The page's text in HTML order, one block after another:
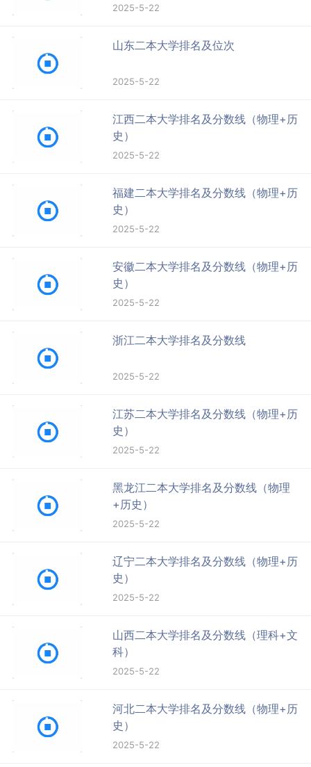
2025-5-22
山东二本大学排名及位次
2025-5-22
江西二本大学排名及分数线（物理+历
史）
2025-5-22
福建二本大学排名及分数线（物理+历
史）
2025-5-22
安徽二本大学排名及分数线（物理+历
史）
2025-5-22
浙江二本大学排名及分数线
2025-5-22
江苏二本大学排名及分数线（物理+历
史）
2025-5-22
黑龙江二本大学排名及分数线（物理
+历史）
2025-5-22
辽宁二本大学排名及分数线（物理+历
史）
2025-5-22
山西二本大学排名及分数线（理科+文
科）
2025-5-22
河北二本大学排名及分数线（物理+历
史）
2025-5-22